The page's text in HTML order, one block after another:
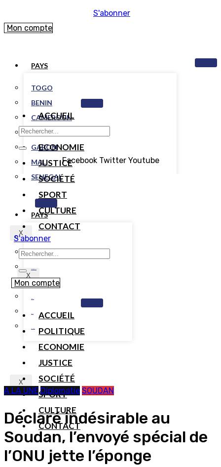
S'abonner
Mon compte
PAYS
TOGO
BENIN
CAMEROUN
COTE D’IVOIRE
GABON
MALI
SENEGAL
X
ACCUEIL
POLITIQUE
ECONOMIE
JUSTICE
SOCIÉTÉ
SPORT
CULTURE
CONTACT
X
Facebook Twitter Youtube
PAYS
X
S'abonner
Mon compte
ACCUEIL
POLITIQUE
ECONOMIE
JUSTICE
SOCIÉTÉ
SPORT
CULTURE
CONTACT
A LA UNE Diplomatie SOUDAN
Déclaré indésirable au
Soudan, l’envoyé spécial de
l’ONU jette l’éponge